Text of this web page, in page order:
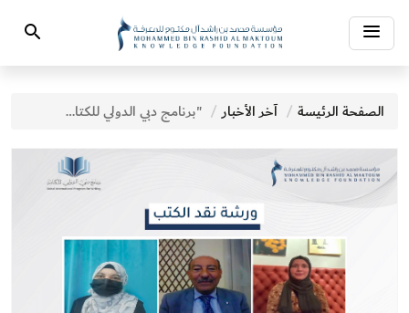
Toggle
navigation
Search
الصفحة الرئيسة آخر الأخبار "برنامج دبي الدولي للكتابة" يختتم ورشة "نقد الكتب"